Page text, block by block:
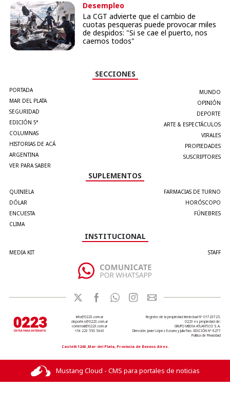
Desempleo
La CGT advierte que el cambio de
cuotas pesqueras puede provocar miles
de despidos: "Si se cae el puerto, nos
caemos todos"
SECCIONES
PORTADA
MAR DEL PLATA
SEGURIDAD
EDICIÓN 5°
COLUMNAS
HISTORIAS DE ACÁ
ARGENTINA
VER PARA SABER
MUNDO
OPINIÓN
DEPORTE
ARTE & ESPECTÁCULOS
VIRALES
PROPIEDADES
SUSCRIPTORES
SUPLEMENTOS
QUINIELA
DÓLAR
ENCUESTA
CLIMA
FARMACIAS DE TURNO
HORÓSCOPO
FÚNEBRES
INSTITUCIONAL
MEDIA KIT STAFF
info@0223.com.ar
deportes@0223.com.ar
comercial@0223.com.ar
+54 223 550 5443
Registro de la propiedad intelectual Nº 01723725.
0223 es propiedad de:
GRUPO MEDIA ATLANTICO S.A.
Dirección: Javier López Ezcurra y Julia Paiz. EDICIÓN Nº 8277
Política de Privacidad
Castelli 1240 ,Mar del Plata, Provincia de Buenos Aires.
Mustang Cloud - CMS para portales de noticias